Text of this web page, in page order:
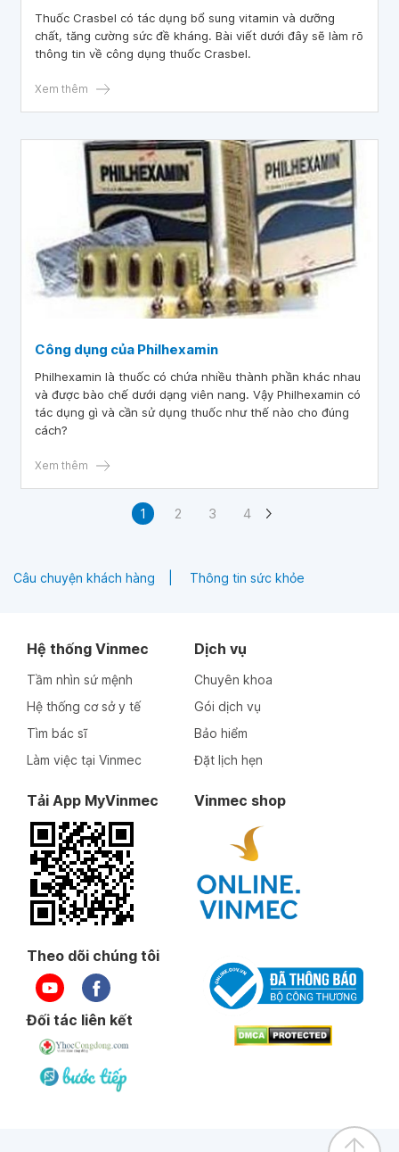
Thuốc Crasbel có tác dụng bổ sung vitamin và dưỡng
chất, tăng cường sức đề kháng. Bài viết dưới đây sẽ làm rõ
thông tin về công dụng thuốc Crasbel.
Xem thêm
Công dụng của Philhexamin
Philhexamin là thuốc có chứa nhiều thành phần khác nhau
và được bào chế dưới dạng viên nang. Vậy Philhexamin có
tác dụng gì và cần sử dụng thuốc như thế nào cho đúng
cách?
Xem thêm
1 2 3 4
Câu chuyện khách hàng Thông tin sức khỏe
Hệ thống Vinmec
Tầm nhìn sứ mệnh
Hệ thống cơ sở y tế
Tìm bác sĩ
Làm việc tại Vinmec
Dịch vụ
Chuyên khoa
Gói dịch vụ
Bảo hiểm
Đặt lịch hẹn
Tải App MyVinmec Vinmec shop
Theo dõi chúng tôi
Đối tác liên kết